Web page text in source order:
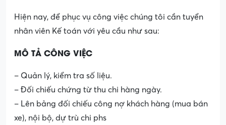
Hiện nay, để phục vụ công việc chúng tôi cần tuyển
nhân viên Kế toán với yêu cầu như sau:
MÔ TẢ CÔNG VIỆC
– Quản lý, kiểm tra số liệu.
– Đối chiếu chứng từ thu chi hàng ngày.
– Lên bảng đối chiếu công nợ khách hàng (mua bán
xe), nội bộ, dự trù chi phs